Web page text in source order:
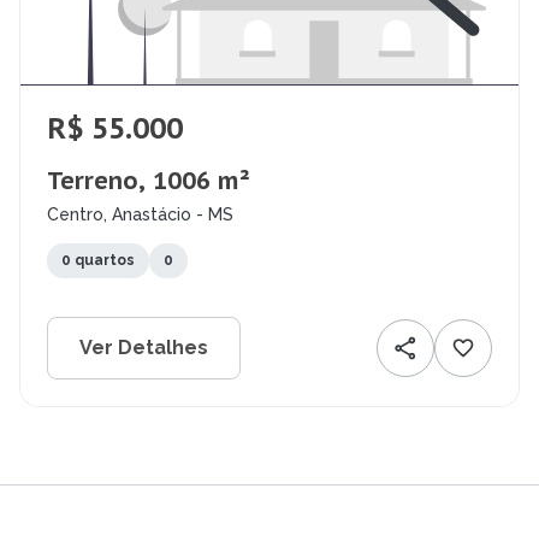
R$ 55.000
Terreno, 1006 m²
Centro, Anastácio - MS
0 quartos 0
Ver Detalhes